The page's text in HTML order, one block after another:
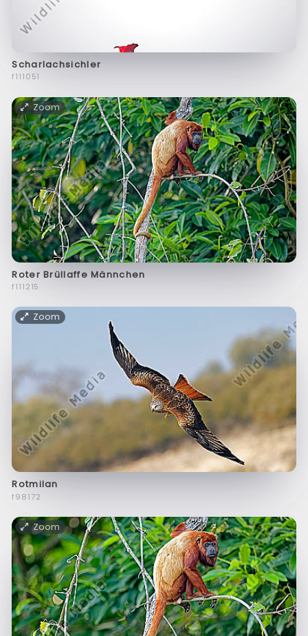
Scharlachsichler
f111051
Zoom
Roter Brüllaffe Männchen
f111215
Zoom
Rotmilan
f98172
Zoom